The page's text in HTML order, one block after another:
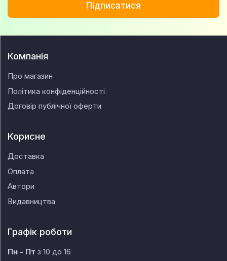
Підписатися
Компанія
Про магазин
Політика конфіденційності
Договір публічної оферти
Корисне
Доставка
Оплата
Автори
Видавництва
Графік роботи
Пн - Пт з 10 до 16